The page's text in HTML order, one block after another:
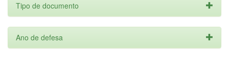
Tipo de documento
Ano de defesa